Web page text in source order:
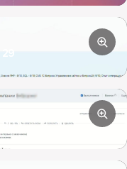
30